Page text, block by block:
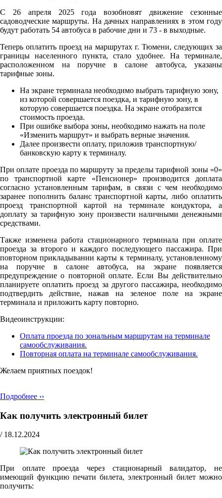
С 26 апреля 2025 года возобновят движение сезонные
садоводческие маршруты. На дачных направлениях в этом году
будут работать 54 автобуса в рабочие дни и 73 - в выходные.
Теперь оплатить проезд на маршрутах г. Тюмени, следующих за
границы населенного пункта, стало удобнее. На терминале,
расположенном на поручне в салоне автобуса, указаны
тарифные зоны.
На экране терминала необходимо выбрать тарифную зону,
из которой совершается поездка, и тарифную зону, в
которую совершается поездка. На экране отобразится
стоимость проезда.
При ошибке выбора зоны, необходимо нажать на поле
«Изменить маршрут» и выбрать верные значения.
Далее произвести оплату, приложив транспортную/
банковскую карту к терминалу.
При оплате проезда по маршруту за пределы тарифной зоны «0»
по транспортной карте «Пенсионер» производится доплата
согласно установленным тарифам, в связи с чем необходимо
заранее пополнить баланс транспортной карты, либо оплатить
проезд транспортной картой на терминале кондуктора, а
доплату за тарифную зону произвести наличными денежными
средствами.
Также изменена работа стационарного терминала при оплате
проезда за второго и каждого последующего пассажира. При
повторном прикладывании карты к терминалу, установленному
на поручне в салоне автобуса, на экране появляется
предупреждение о повторной оплате. Если Вы действительно
планируете оплатить проезд за другого пассажира, необходимо
подтвердить действие, нажав на зеленое поле на экране
терминала и приложить карту повторно.
Видеоинструкции:
Оплата проезда по зональным маршрутам на терминале
самообслуживания.
Повторная оплата на терминале самообслуживания.
Желаем приятных поездок!
Подробнее ››
Как получить электронный билет
/ 18.12.2024
При оплате проезда через стационарный валидатор, не
имеющий функцию печати билета, электронный билет можно
получить: